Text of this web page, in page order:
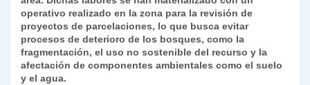
p
o
k
k
n
dl
y
tir
operativo realizado en la zona para la revisión de
proyectos de parcelaciones, lo que busca evitar
procesos de deterioro de los bosques, como la
fragmentación, el uso no sostenible del recurso y la
afectación de componentes ambientales como el suelo
y el agua.